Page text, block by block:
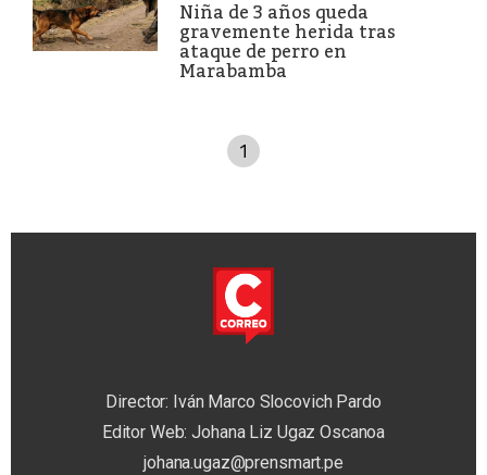
Niña de 3 años queda
gravemente herida tras
ataque de perro en
Marabamba
1
Director: Iván Marco Slocovich Pardo
Editor Web: Johana Liz Ugaz Oscanoa
johana.ugaz@prensmart.pe